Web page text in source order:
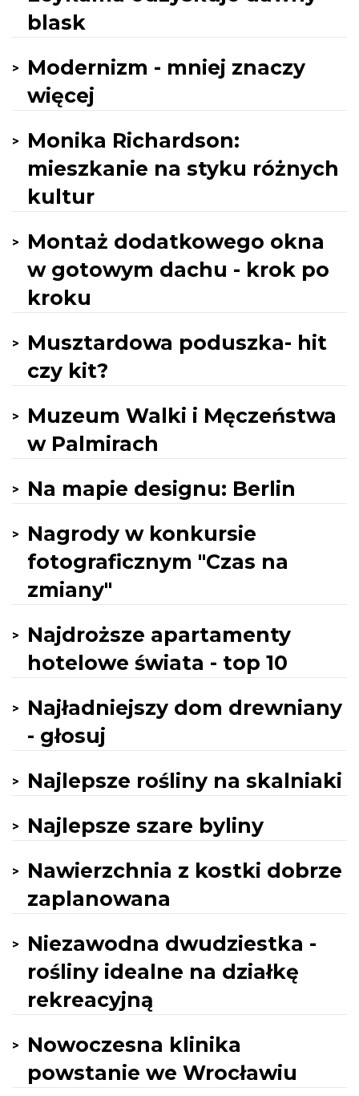
blask
Modernizm - mniej znaczy
więcej
Monika Richardson:
mieszkanie na styku różnych
kultur
Montaż dodatkowego okna
w gotowym dachu - krok po
kroku
Musztardowa poduszka- hit
czy kit?
Muzeum Walki i Męczeństwa
w Palmirach
Na mapie designu: Berlin
Nagrody w konkursie
fotograficznym "Czas na
zmiany"
Najdroższe apartamenty
hotelowe świata - top 10
Najładniejszy dom drewniany
- głosuj
Najlepsze rośliny na skalniaki
Najlepsze szare byliny
Nawierzchnia z kostki dobrze
zaplanowana
Niezawodna dwudziestka -
rośliny idealne na działkę
rekreacyjną
Nowoczesna klinika
powstanie we Wrocławiu